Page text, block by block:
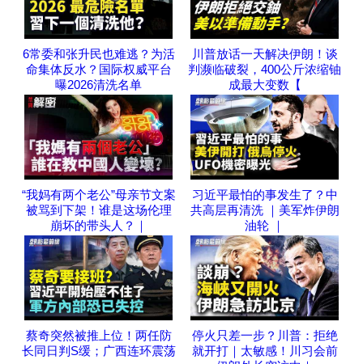
6常委和张升民也难逃？为活
命集体反水？国际权威平台
曝2026清洗名单
川普放话一天解决伊朗！谈
判濒临破裂，400公斤浓缩铀
成最大变数【
“我妈有两个老公”母亲节文案
被骂到下架！谁是这场伦理
崩坏的带头人？｜
习近平最怕的事发生了？中
共高层再清洗 ｜美军炸伊朗
油轮 ｜
蔡奇突然被推上位！两任防
长同日判S缓；广西连环震荡
停火只差一步？川普：拒绝
就开打｜太敏感！川习会前